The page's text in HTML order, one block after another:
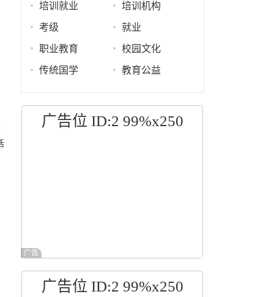
培训就业 培训机构
考级 就业
职业教育 校园文化
传统国学 教育公益
广告位 ID:2 99%x250
广告
广告位 ID:2 99%x250